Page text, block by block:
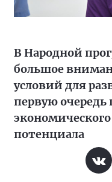
В Народной
большое
условий для
первую
потенциала